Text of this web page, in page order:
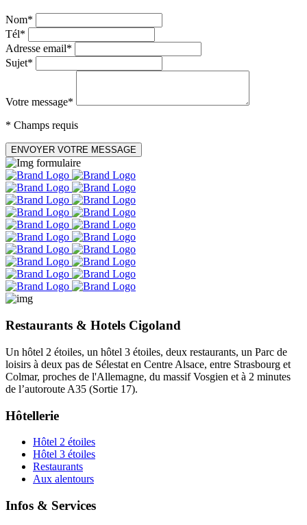
Nom*
Tél*
Adresse email*
Sujet*
Votre message*
* Champs requis
ENVOYER VOTRE MESSAGE
Restaurants & Hotels Cigoland
Un hôtel 2 étoiles, un hôtel 3 étoiles, deux restaurants, un Parc de
loisirs à deux pas de Sélestat en Centre Alsace, entre Strasbourg et
Colmar, proches de l'Allemagne, du massif Vosgien et à 2 minutes
de l’autoroute A35 (Sortie 17).
Hôtellerie
Hôtel 2 étoiles
Hôtel 3 étoiles
Restaurants
Aux alentours
Infos & Services